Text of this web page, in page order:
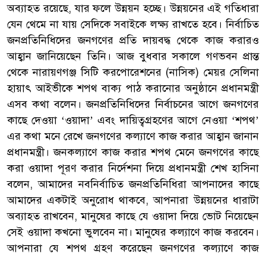
অব্যাহত রয়েছে, যার ফলে উন্নয়ন হচ্ছে। উন্নয়নের এই গতিধারা
যেন থেমে না যায় সেদিকে সবাইকে লক্ষ্য রাখতে হবে। নির্বাচিত
জনপ্রতিনিধিদের জনগণের প্রতি দায়বদ্ধ থেকে কাজ করারও
আহ্বান জানিয়েছেন তিনি। আজ বুধবার সকালে গণভবন প্রান্ত
থেকে নারায়ণগঞ্জ সিটি করপোরেশনের (নাসিক) মেয়র সেলিনা
হায়াৎ আইভীকে শপথ বাক্য পাঠ করানোর অনুষ্ঠানে প্রধানমন্ত্রী
এসব কথা বলেন। জনপ্রতিনিধিদের নির্বাচনের আগে জনগণের
কাছে দেওয়া ‘ওয়াদা’ এবং দায়িত্বগ্রহণের আগে নেওয়া ‘শপথ’
এর কথা মনে রেখে জনগণের কল্যাণে কাজ করার আহ্বান জানান
প্রধানমন্ত্রী। জনকল্যাণে কাজ করার শপথ মেনে জনগণের কাছে
করা ওয়াদা পূরণ করার নির্দেশনা দিয়ে প্রধানমন্ত্রী শেখ হাসিনা
বলেন, আমাদের নবনির্বাচিত জনপ্রতিনিধিরা আপনাদের কাছে
আমাদের একটাই অনুরোধ থাকবে, আপনারা উন্নয়নের ধারাটা
অব্যাহত রাখবেন, মানুষের কাছে যে ওয়াদা দিয়ে ভোট নিয়েছেন
সেই ওয়াদা কখনো ভুলবেন না। মানুষের কল্যাণে কাজ করবেন।
আপনারা যে শপথ গ্রহণ করেছেন জনগণের কল্যাণে কাজ